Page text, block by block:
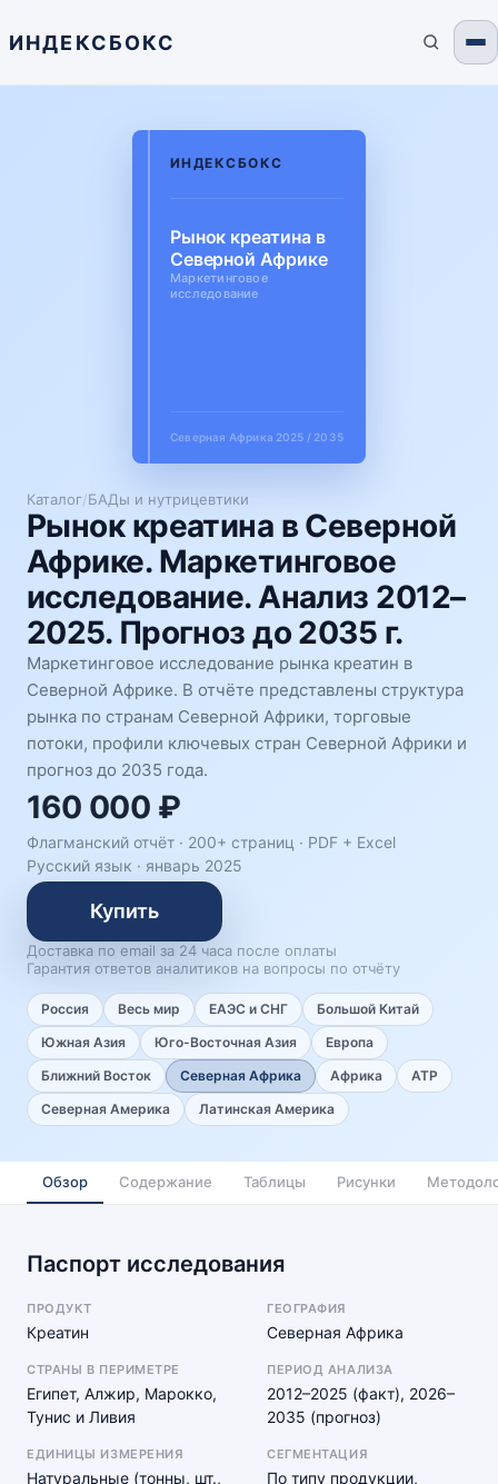
ИНДЕКСБОКС
Каталог/БАДы и нутрицевтики
Рынок креатина в Северной
Африке. Маркетинговое
исследование. Анализ 2012–
2025. Прогноз до 2035 г.
Маркетинговое исследование рынка креатин в
Северной Африке. В отчёте представлены структура
рынка по странам Северной Африки, торговые
потоки, профили ключевых стран Северной Африки и
прогноз до 2035 года.
160 000 ₽
Флагманский отчёт · 200+ страниц · PDF + Excel
Русский язык · январь 2025
Купить
Доставка по email за 24 часа после оплаты
Гарантия ответов аналитиков на вопросы по отчёту
Россия Весь мир ЕАЭС и СНГ
Большой Китай
Южная Азия
Юго-Восточная Азия
Европа
Ближний Восток
Северная Африка Африка
АТР
Северная Америка
Латинская Америка
ИНДЕКСБОКС
Рынок креатина в
Северной Африке
Маркетинговое
исследование
Северная Африка 2025 / 2035
Обзор Содержание Таблицы Рисунки
Паспорт исследования
ПРОДУКТ
Креатин
ГЕОГРАФИЯ
Северная Африка
СТРАНЫ В ПЕРИМЕТРЕ
Египет, Алжир, Марокко,
Тунис и Ливия
ПЕРИОД АНАЛИЗА
2012–2025 (факт), 2026–
2035 (прогноз)
ЕДИНИЦЫ ИЗМЕРЕНИЯ
Натуральные (тонны, шт.,
СЕГМЕНТАЦИЯ
По типу продукции,